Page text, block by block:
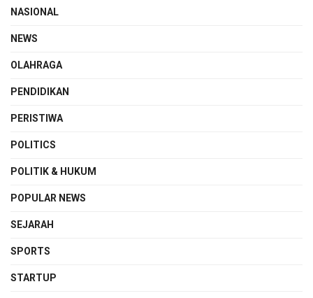
NASIONAL
NEWS
OLAHRAGA
PENDIDIKAN
PERISTIWA
POLITICS
POLITIK & HUKUM
POPULAR NEWS
SEJARAH
SPORTS
STARTUP